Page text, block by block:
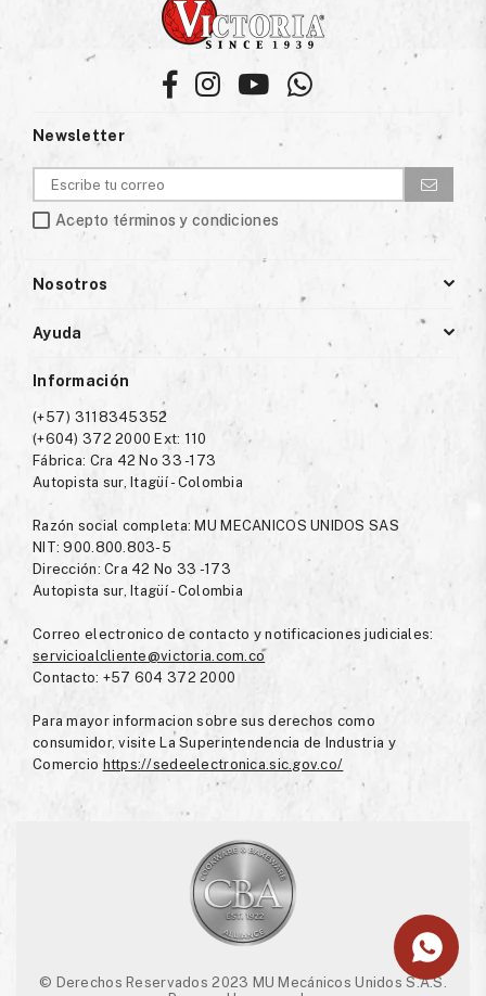
FacebookInstagramYouTubeWhatsapp
Newsletter
Acepto términos y condiciones
Nosotros
Ayuda
Información
(+57) 3118345352
(+604) 372 2000 Ext: 110
Fábrica: Cra 42 No 33 -173
Autopista sur, Itagüí - Colombia
Razón social completa: MU MECANICOS UNIDOS SAS
NIT: 900.800.803-5
Dirección: Cra 42 No 33 -173
Autopista sur, Itagüí - Colombia
Correo electronico de contacto y notificaciones judiciales:
servicioalcliente@victoria.com.co
Contacto: +57 604 372 2000
Para mayor informacion sobre sus derechos como
consumidor, visite La Superintendencia de Industria y
Comercio https://sedeelectronica.sic.gov.co/
© Derechos Reservados 2023 MU Mecánicos Unidos S.A.S.